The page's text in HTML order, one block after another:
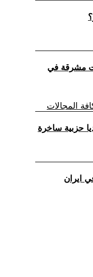
مشرقة في
المجالات